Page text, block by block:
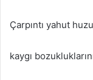
Çarpıntı yahut
kaygı